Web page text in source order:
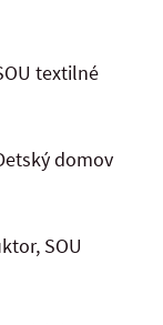
textilné
domov
SOU